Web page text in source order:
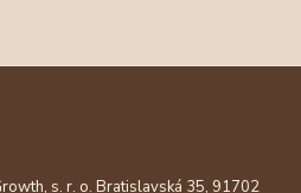
s. r. o. Bratislavská 35, 91702